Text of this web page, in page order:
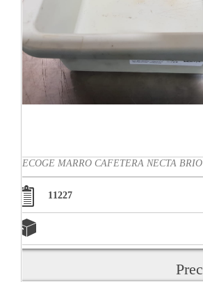
RECOGE MARRO CAFETERA NECTA
11227